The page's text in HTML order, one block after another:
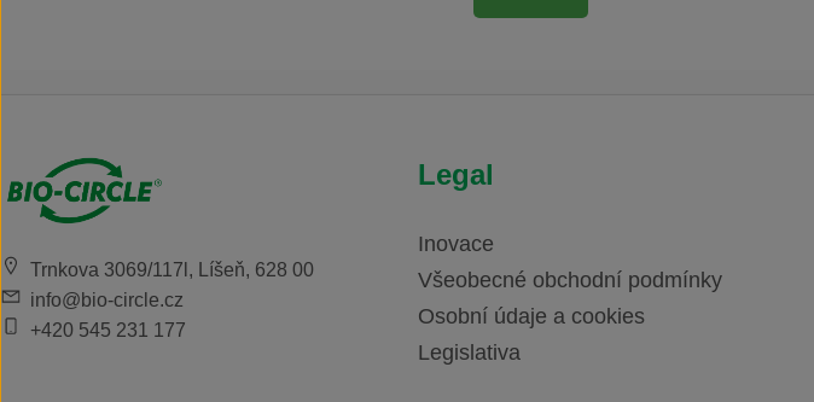
Trnkova 3069/117l, Líšeň, 628 00
info@bio-circle.cz
+420 545 231 177
Legal
Inovace
Všeobecné obchodní podmínky
Osobní údaje a cookies
Legislativa